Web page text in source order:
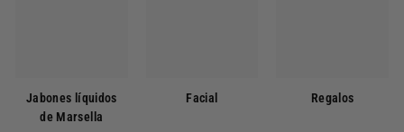
Jabones líquidos
de Marsella
Facial Regalos